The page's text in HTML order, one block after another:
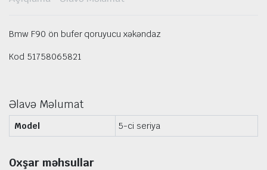
Bmw F90 ön bufer qoruyucu xəkəndaz
Kod 51758065821
Əlavə Məlumat
Model 5-ci seriya
Oxşar məhsullar